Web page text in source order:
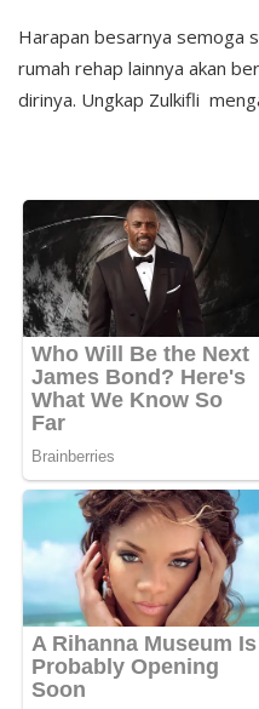
Harapan besarnya semoga
rumah rehap lainnya akan
dirinya. Ungkap Zulkifli